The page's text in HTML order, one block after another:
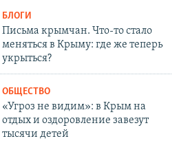
БЛОГИ
Письма крымчан. Что-то стало
меняться в Крыму: где же теперь
укрыться?
ОБЩЕСТВО
«Угроз не видим»: в Крым на
отдых и оздоровление завезут
тысячи детей